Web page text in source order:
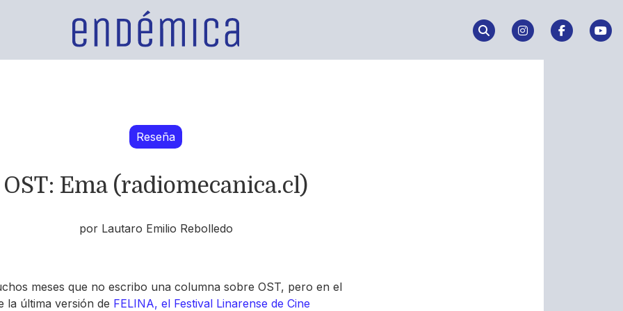
Reseña
OST: Ema (radiomecanica.cl)
por Lautaro Emilio Rebolledo
meses que no escribo una columna sobre OST, pero en el
la última versión de FELINA, el Festival Linarense de Cine